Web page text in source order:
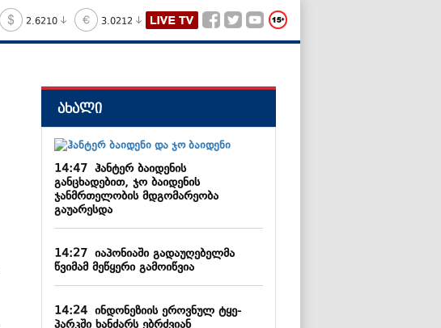
2.6210 3.0212
ახალი
14:47ჰანტერ ბაიდენის
განცხადებით, ჯო ბაიდენის
ჯანმრთელობის მდგომარეობა
გაუარესდა
14:27იაპონიაში გადაუღებელმა
წვიმამ მეწყერი გამოიწვია
14:24ინდონეზიის ეროვნულ ტყე-